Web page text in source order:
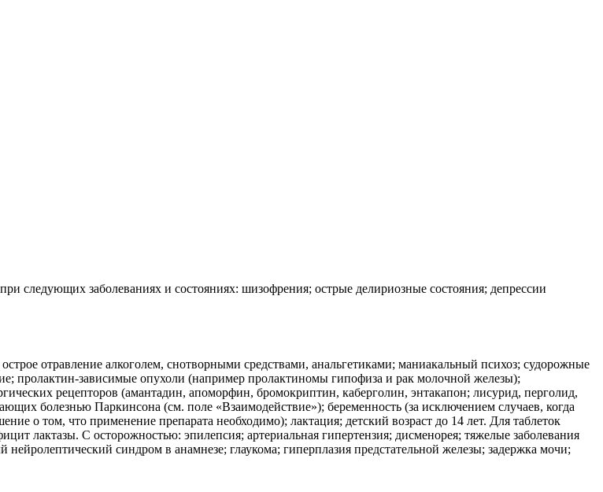
следующих заболеваниях и состояниях: шизофрения; острые делириозные состояния; депрессии
отравление алкоголем, снотворными средствами, анальгетиками; маниакальный психоз; судорожные
пролактин-зависимые опухоли (например пролактиномы гипофиза и рак молочной железы);
рецепторов (амантадин, апоморфин, бромокриптин, каберголин, энтакапон; лисурид, перголид,
болезнью Паркинсона (см. поле «Взаимодействие»); беременность (за исключением случаев, когда
о том, что применение препарата необходимо); лактация; детский возраст до 14 лет. Для таблеток
лактазы. С осторожностью: эпилепсия; артериальная гипертензия; дисменорея; тяжелые заболевания
нейролептический синдром в анамнезе; глаукома; гиперплазия предстательной железы; задержка мочи;